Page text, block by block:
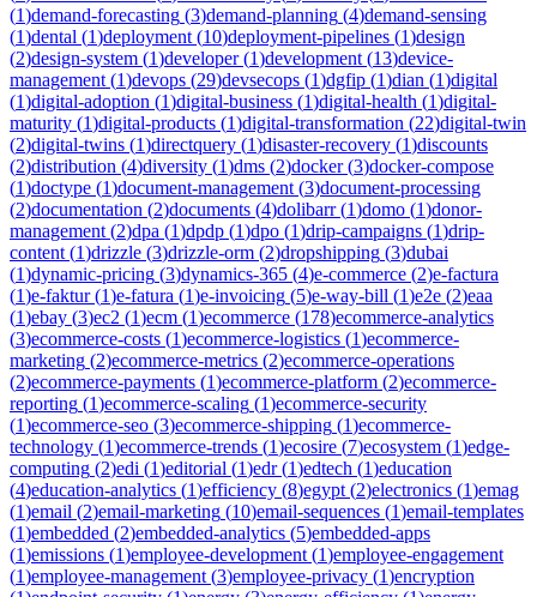
(1)demand-forecasting (3)demand-planning (4)demand-sensing
(1)dental (1)deployment (10)deployment-pipelines (1)design
(2)design-system (1)developer(1)development (13)device-
management (1)devops (29)devsecops (1)dgfip (1)dian (1)digital
(1)digital-adoption (1)digital-business (1)digital-health (1)digital-
maturity (1)digital-products (1)digital-transformation (22)digital-twin
(2)digital-twins (1)directquery (1)disaster-recovery (1)discounts
(2)distribution (4)diversity (1)dms (2)docker(3)docker-compose
(1)doctype (1)document-management (3)document-processing
(2)documentation (2)documents (4)dolibarr(1)domo (1)donor-
management (2)dpa (1)dpdp (1)dpo (1)drip-campaigns (1)drip-
content (1)drizzle (3)drizzle-orm (2)dropshipping (3)dubai
(1)dynamic-pricing (3)dynamics-365 (4)e-commerce (2)e-factura
(1)e-faktur(1)e-fatura (1)e-invoicing (5)e-way-bill (1)e2e (2)eaa
(1)ebay (3)ec2 (1)ecm (1)ecommerce (178)ecommerce-analytics
(3)ecommerce-costs (1)ecommerce-logistics (1)ecommerce-
marketing (2)ecommerce-metrics (2)ecommerce-operations
(2)ecommerce-payments (1)ecommerce-platform (2)ecommerce-
reporting (1)ecommerce-scaling (1)ecommerce-security
(1)ecommerce-seo (3)ecommerce-shipping (1)ecommerce-
technology (1)ecommerce-trends (1)ecosire (7)ecosystem (1)edge-
computing (2)edi (1)editorial (1)edr(1)edtech (1)education
(4)education-analytics (1)efficiency (8)egypt (2)electronics (1)emag
(1)email (2)email-marketing (10)email-sequences (1)email-templates
(1)embedded (2)embedded-analytics (5)embedded-apps
(1)emissions (1)employee-development (1)employee-engagement
(1)employee-management (3)employee-privacy (1)encryption